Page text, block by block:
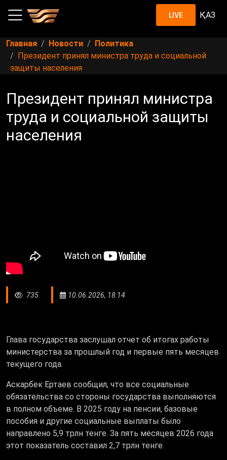
LIVE ҚАЗ
Главная Новости
Политика
Президент принял министра труда и социальной
защиты населения
Президент принял министра
труда и социальной защиты
населения
735 10.06.2026, 18:14
Глава государства заслушал отчет об итогах работы
министерства за прошлый год и первые пять месяцев
текущего года.
Аскарбек Ертаев сообщил, что все социальные
обязательства со стороны государства выполняются
в полном объеме. В 2025 году на пенсии, базовые
пособия и другие социальные выплаты было
направлено 5,9 трлн тенге. За пять месяцев 2026 года
этот показатель составил 2,7 трлн тенге.